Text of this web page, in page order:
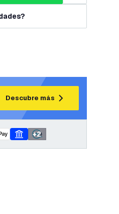
para proyectos y planes de
Descubre más
+2